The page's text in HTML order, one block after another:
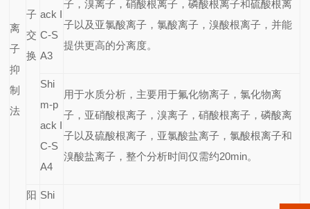
离
子
抑
制
法
子
交
换
ack I
C-S
A3
子，溴离子，硝酸根离子，磷酸根离子和硫酸根离
子以及亚氯酸离子，氯酸离子，溴酸根离子，并能
提供更高的分离度。
Shi
m-p
ack I
C-S
A4
用于水质分析，主要用于氟化物离子，氯化物离
子，亚硝酸根离子，溴离子，硝酸根离子，磷酸离
子以及硫酸根离子，亚氯酸盐离子，氯酸根离子和
溴酸盐离子，整个分析时间仅需约20min。
阳 Shi